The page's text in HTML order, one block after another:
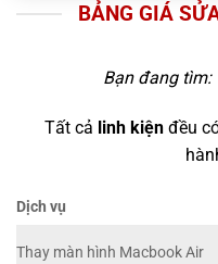
BẢNG GIÁ
Bạn đang tìm:
Tất cả linh kiện đều
Dịch vụ
Thay màn hình Macbook Air